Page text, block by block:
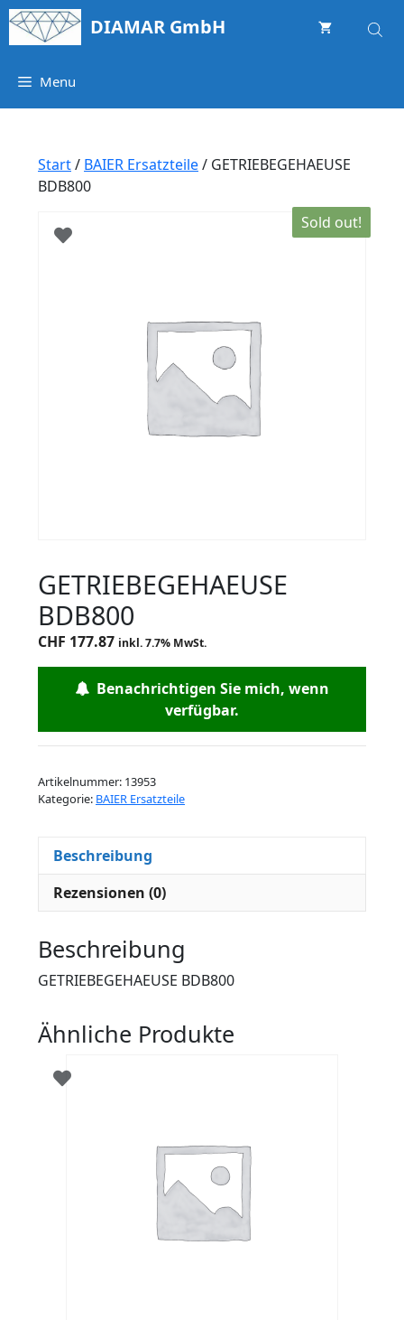
Springe
zum
DIAMAR GmbH
Menu
Start/ BAIER Ersatzteile/ GETRIEBEGEHAEUSE
BDB800
Sold out!
GETRIEBEGEHAEUSE
BDB800
CHF 177.87 inkl. 7.7% MwSt.
Benachrichtigen Sie mich, wenn
verfügbar.
Artikelnummer: 13953
Kategorie: BAIER Ersatzteile
Beschreibung
Rezensionen (0)
Beschreibung
GETRIEBEGEHAEUSE BDB800
Ähnliche Produkte